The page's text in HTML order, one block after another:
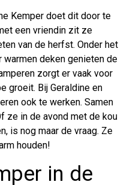
Kemper doet dit door te
een vriendin zit ze
van de herfst. Onder het
warmen deken genieten de
zorgt er vaak voor
groeit. Bij Geraldine en
ook te werken. Samen
ze in de avond met de kou
is nog maar de vraag. Ze
houden!
in de